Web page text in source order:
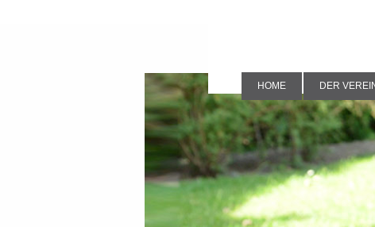
HOME DER